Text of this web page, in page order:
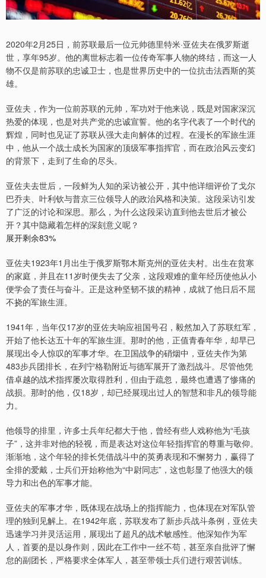
2020年2月25日，前苏联最后一位元帅德里特米·亚佐夫在俄罗斯逝
世，享年95岁。他的离世标志着一位传奇军事人物的终结，而这一人
物不仅是前苏联的忠诚卫士，也是世界历史中的一位抗击法西斯的英
雄。
亚佐夫，作为一位前苏联的元帅，军功对于他来说，既是对国家深沉
热爱的体现，也是对共产党的忠诚宣誓。他的名字代表了一个时代的
辉煌，同时也见证了苏联从强大走向解体的过程。在漫长的军旅生涯
中，他从一个战士成长为国家的顶级军事指挥官，而在政治风云变幻
的背景下，走到了生命的尽头。
亚佐夫去世后，一段鲜为人知的采访被公开，其中他详细评价了戈尔
巴乔夫、叶利钦与普京三位领导人的政治风格和决策。这段采访引发
了广泛的讨论和深思。那么，为什么这段采访直到他去世后才被公
开？其中隐藏着怎样的深刻意义呢？
展开剩余83%
亚佐夫1923年1月出生于俄罗斯鄂木斯克州的亚佐夫村。出生在贫寒
的家庭，并且在11岁时便失去了父亲，这段艰难的童年经历使他从小
便学会了责任与奋斗。正是这种坚韧不拔的精神，成就了他日后不屈
不挠的军旅生涯。
1941年，当年仅17岁的亚佐夫响应祖国号召，毅然加入了苏联红军，
开始了他长达五十年的军旅生涯。那时的他，正值青春年华，却早已
展现出令人惊叹的军事才华。在卫国战争的硝烟中，亚佐夫作为第
483步兵团排长，在列宁格勒附近与德军展开了激烈战斗。尽管他凭
借卓越的战术指挥屡次取得胜利，但由于疏忽，最终也遭遇了惨痛的
战损。那时的他，仅18岁，却已经展现出过人的智慧和非凡的领导能
力。
他领导的排里，许多士兵年纪都大于他，曾经有些人戏称他为“毛孩
子”，这并非对他的轻视，而是表达对这位年轻指挥官的尊重与敬仰。
渐渐地，这个年轻的排长凭借战斗中的英勇表现和不懈努力，赢得了
全排的爱戴，士兵们开始称他为“中尉同志”，这也彰显了他强大的领
导力和出色的军事才能。
亚佐夫的军事才华，既体现在战场上的指挥能力，也体现在对军队管
理的独到见解上。在1942年底，苏联发布了新步兵战斗条例，亚佐夫
迅速学习并灵活运用，展现出了超凡的战术敏感性。他深知作为军
人，首要的是以身作则，因此在工作中一丝不苟，甚至亲自批评了懈
怠的副团长，严格要求全体军人，甚至带领士兵们进行艰苦训练。